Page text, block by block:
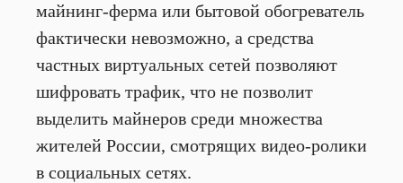
майнинг-ферма или бытовой обогреватель
фактически невозможно, а средства
частных виртуальных сетей позволяют
шифровать трафик, что не позволит
выделить майнеров среди множества
жителей России, смотрящих видео-ролики
в социальных сетях.